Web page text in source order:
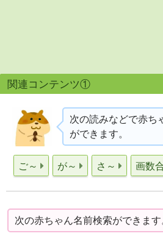
関連コンテンツ①
次の読みなどで赤ち
ができます。
ご～ が～ さ～ 画数
次の赤ちゃん名前検索ができます